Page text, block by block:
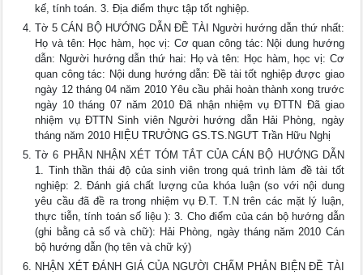
kế, tính toán. 3. Địa điểm thực tập tốt nghiệp.
Tờ 5 CÁN BỘ HƯỚNG DẪN ĐỀ TÀI Người hướng dẫn thứ nhất:
Họ và tên: Học hàm, học vị: Cơ quan công tác: Nội dung hướng
dẫn: Người hướng dẫn thứ hai: Họ và tên: Học hàm, học vị: Cơ
quan công tác: Nội dung hướng dẫn: Đề tài tốt nghiệp được giao
ngày 12 tháng 04 năm 2010 Yêu cầu phải hoàn thành xong trước
ngày 10 tháng 07 năm 2010 Đã nhận nhiệm vụ ĐTTN Đã giao
nhiệm vụ ĐTTN Sinh viên Người hướng dẫn Hải Phòng, ngày
tháng năm 2010 HIỆU TRƯỞNG GS.TS.NGƯT Trần Hữu Nghị
Tờ 6 PHẦN NHẬN XÉT TÓM TẮT CỦA CÁN BỘ HƯỚNG DẪN
1. Tinh thần thái độ của sinh viên trong quá trình làm đề tài tốt
nghiệp: 2. Đánh giá chất lượng của khóa luận (so với nội dung
yêu cầu đã đề ra trong nhiệm vụ Đ.T. T.N trên các mặt lý luận,
thực tiễn, tính toán số liệu ): 3. Cho điểm của cán bộ hướng dẫn
(ghi bằng cả số và chữ): Hải Phòng, ngày tháng năm 2010 Cán
bộ hướng dẫn (họ tên và chữ ký)
NHẬN XÉT ĐÁNH GIÁ CỦA NGƯỜI CHẤM PHẢN BIỆN ĐỀ TÀI